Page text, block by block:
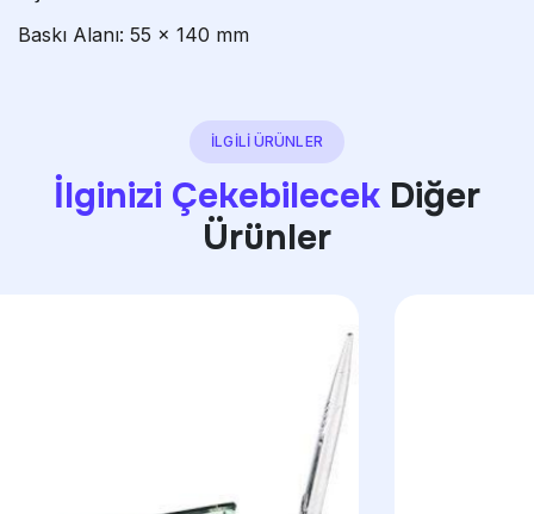
Baskı Alanı: 55 x 140 mm
İLGİLİ ÜRÜNLER
İlginizi Çekebilecek Diğer
Ürünler